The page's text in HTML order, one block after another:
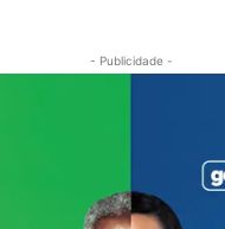
- Publicidade -